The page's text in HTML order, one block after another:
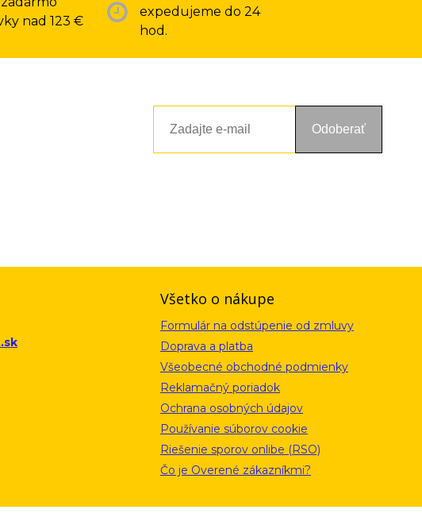
nad 123 €
expedujeme do 24
hod.
Odoberať
Všetko o nákupe
Formulár na odstúpenie od zmluvy
Doprava a platba
Všeobecné obchodné podmienky
Reklamačný poriadok
Ochrana osobných údajov
Používanie súborov cookie
Riešenie sporov onlibe (RSO)
Čo je Overené zákazníkmi?